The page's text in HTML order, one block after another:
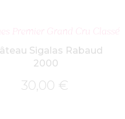
Premier Grand Cru Classé
Sigalas Rabaud
2000
30,00 €
AU PANIER